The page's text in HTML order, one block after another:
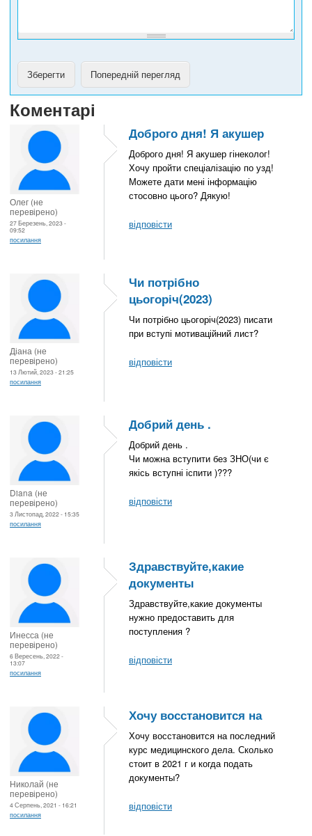
Коментарі
Олег (не
перевірено)
27 Березень, 2023 -
09:52
посилання
Доброго дня! Я акушер
Доброго дня! Я акушер гінеколог!
Хочу пройти спеціалізацію по узд!
Можете дати мені інформацію
стосовно цього? Дякую!
відповісти
Діана (не
перевірено)
13 Лютий, 2023 - 21:25
посилання
Чи потрібно
цьогоріч(2023)
Чи потрібно цьогоріч(2023) писати
при вступі мотиваційний лист?
відповісти
Diana (не
перевірено)
3 Листопад, 2022 - 15:35
посилання
Добрий день .
Добрий день .
Чи можна вступити без ЗНО(чи є
якісь вступні іспити )???
відповісти
Инесса (не
перевірено)
6 Вересень, 2022 -
13:07
посилання
Здравствуйте,какие
документы
Здравствуйте,какие документы
нужно предоставить для
поступления ?
відповісти
Николай (не
перевірено)
4 Серпень, 2021 - 16:21
посилання
Хочу восстановится на
Хочу восстановится на последний
курс медицинского дела. Сколько
стоит в 2021 г и когда подать
документы?
відповісти